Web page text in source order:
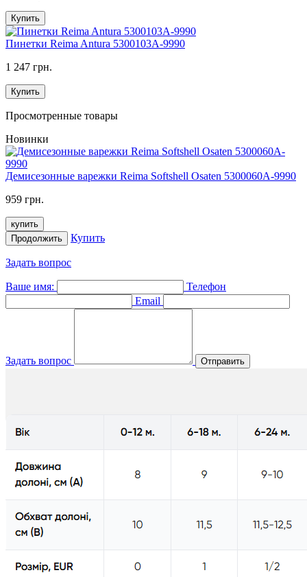
Купить
Пинетки Reima Antura 5300103A-9990
1 247 грн.
Купить
Просмотренные товары
Новинки
Демисезонные варежки Reima Softshell Osaten 5300060A-9990
959 грн.
купить
Продолжить
Купить
Задать вопрос
Ваше имя:
Телефон
Email
Задать вопрос Отправить